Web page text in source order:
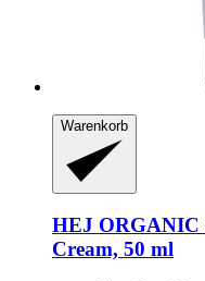
Warenkorb
HEJ ORGANIC
Cream, 50 ml